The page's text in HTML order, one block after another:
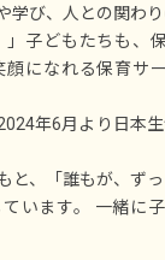
用期間3カ月／同条
社時特別休暇（3日）
サポート休暇（条件あ
の看護休暇
護休暇
族愛休暇
間休日122日以上
学び、人との関わ
子どもたちも、
顔になれる保育サ
年6月より日本
と、「誰もが、ず
います。 一緒に